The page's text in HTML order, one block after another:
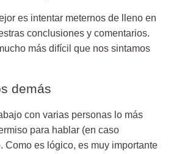
es intentar meternos de lleno en
conclusiones y comentarios.
más difícil que nos sintamos
demás
con varias personas lo más
para hablar (en caso
Como es lógico, es muy importante